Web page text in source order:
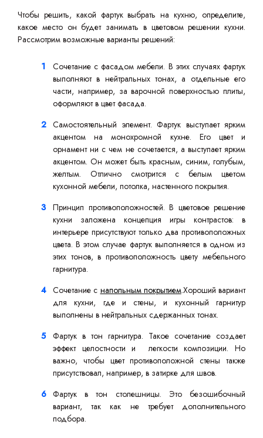
Чтобы решить, какой фартук выбрать на кухню, определите,
какое место он будет занимать в цветовом решении кухни.
Рассмотрим возможные варианты решений:
Сочетание с фасадом мебели. В этих случаях фартук
выполняют в нейтральных тонах, а отдельные его
части, например, за варочной поверхностью плиты,
оформляют в цвет фасада.
Самостоятельный элемент. Фартук выступает ярким
акцентом на монохромной кухне. Его цвет и
орнамент ни с чем не сочетается, а выступает ярким
акцентом. Он может быть красным, синим, голубым,
желтым. Отлично смотрится с белым цветом
кухонной мебели, потолка, настенного покрытия.
Принцип противоположностей. В цветовое решение
кухни заложена концепция игры контрастов: в
интерьере присутствуют только два противоположных
цвета. В этом случае фартук выполняется в одном из
этих тонов, в противоположность цвету мебельного
гарнитура.
Сочетание с напольным покрытием.Хороший вариант
для кухни, где и стены, и кухонный гарнитур
выполнены в нейтральных сдержанных тонах.
Фартук в тон гарнитура. Такое сочетание создает
эффект целостности и легкости композиции. Но
важно, чтобы цвет противоположной стены также
присутствовал, например, в затирке для швов.
Фартук в тон столешницы. Это безошибочный
вариант, так как не требует дополнительного
подбора.